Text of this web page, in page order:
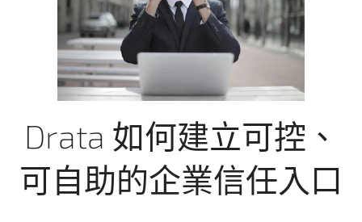
Drata 如何建立可控、
可自助的企業信任入口